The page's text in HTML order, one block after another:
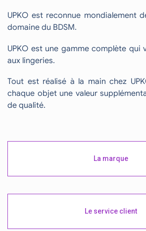
UPKO est reconnue mondialement
domaine du BDSM.
UPKO est une gamme complète qui
aux lingeries.
Tout est réalisé à la main chez
chaque objet une valeur
de qualité.
La marque
Le service client